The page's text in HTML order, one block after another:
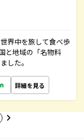
界中を旅して食べ歩
と地域の「名物料
した。
詳細を見る